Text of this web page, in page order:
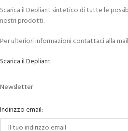
Scarica il Depliant sintetico di tutte le
nostri prodotti.
Per ulteriori informazioni contattaci alla
Scarica il Depliant
Newsletter
Indirizzo email: